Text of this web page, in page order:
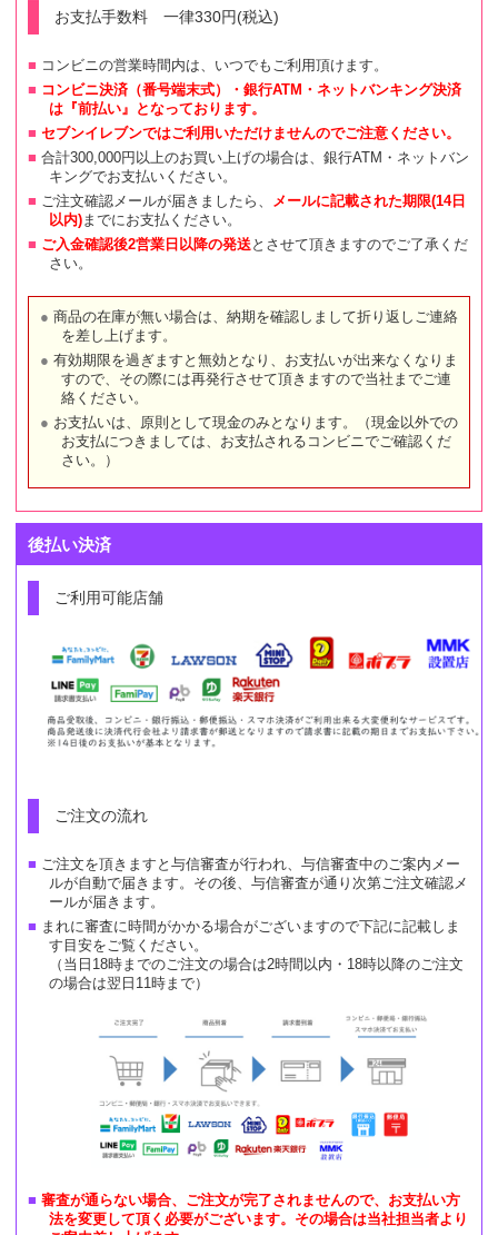
お支払手数料 一律330円(税込)
コンビニの営業時間内は、いつでもご利用頂けます。
コンビニ決済（番号端末式）・銀行ATM・ネットバンキング決済
は『前払い』となっております。
セブンイレブンではご利用いただけませんのでご注意ください。
合計300,000円以上のお買い上げの場合は、銀行ATM・ネットバン
キングでお支払いください。
ご注文確認メールが届きましたら、 メールに記載された期限(14日
以内)までにお支払ください。
ご入金確認後2営業日以降の発送とさせて頂きますのでご了承くだ
さい。
商品の在庫が無い場合は、納期を確認しまして折り返しご連絡
を差し上げます。
有効期限を過ぎますと無効となり、お支払いが出来なくなりま
すので、その際には再発行させて頂きますので当社までご連
絡ください。
お支払いは、原則として現金のみとなります。（現金以外での
お支払につきましては、お支払されるコンビニでご確認くだ
さい。）
後払い決済
ご利用可能店舗
ご注文の流れ
ご注文を頂きますと与信審査が行われ、与信審査中のご案内メー
ルが自動で届きます。その後、与信審査が通り次第ご注文確認メ
ールが届きます。
まれに審査に時間がかかる場合がございますので下記に記載しま
す目安をご覧ください。
（当日18時までのご注文の場合は2時間以内・18時以降のご注文
の場合は翌日11時まで）
審査が通らない場合、ご注文が完了されませんので、お支払い方
法を変更して頂く必要がございます。その場合は当社担当者より